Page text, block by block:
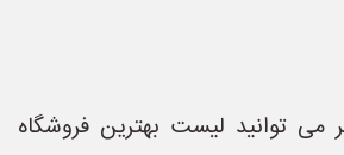
توانید لیست بهترین فروشگاه